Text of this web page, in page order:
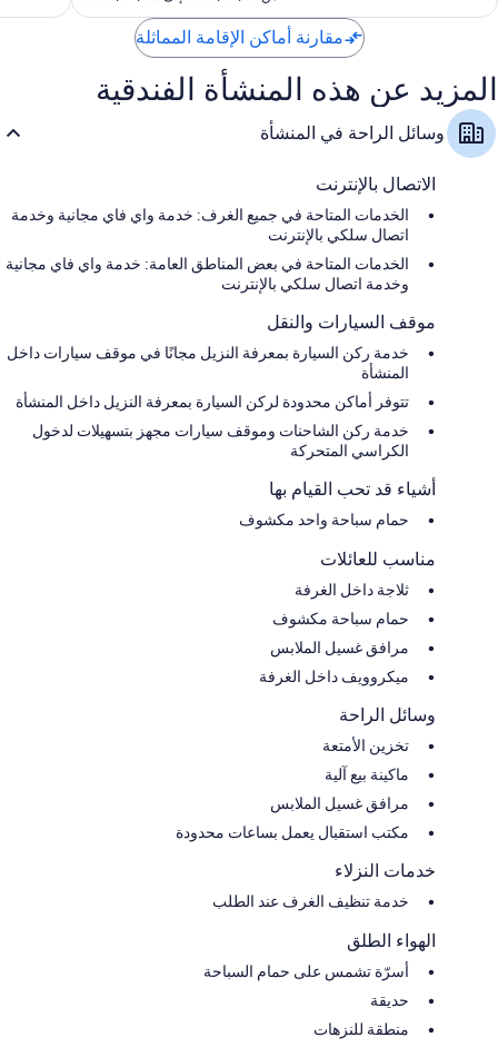
571
مقارنة أماكن الإقامة المماثلة
المزيد عن هذه المنشأة الفندقية
وسائل الراحة في المنشأة
الاتصال بالإنترنت
الخدمات المتاحة في جميع الغرف: خدمة واي فاي مجانية وخدمة
اتصال سلكي بالإنترنت
الخدمات المتاحة في بعض المناطق العامة: خدمة واي فاي مجانية
وخدمة اتصال سلكي بالإنترنت
موقف السيارات والنقل
خدمة ركن السيارة بمعرفة النزيل مجانًا في موقف سيارات داخل
المنشأة
تتوفر أماكن محدودة لركن السيارة بمعرفة النزيل داخل المنشأة
خدمة ركن الشاحنات وموقف سيارات مجهز بتسهيلات لدخول
الكراسي المتحركة
أشياء قد تحب القيام بها
حمام سباحة واحد مكشوف
مناسب للعائلات
ثلاجة داخل الغرفة
حمام سباحة مكشوف
مرافق غسيل الملابس
ميكروويف داخل الغرفة
وسائل الراحة
تخزين الأمتعة
ماكينة بيع آلية
مرافق غسيل الملابس
مكتب استقبال يعمل بساعات محدودة
خدمات النزلاء
خدمة تنظيف الغرف عند الطلب
الهواء الطلق
أسرّة تشمس على حمام السباحة
حديقة
منطقة للنزهات